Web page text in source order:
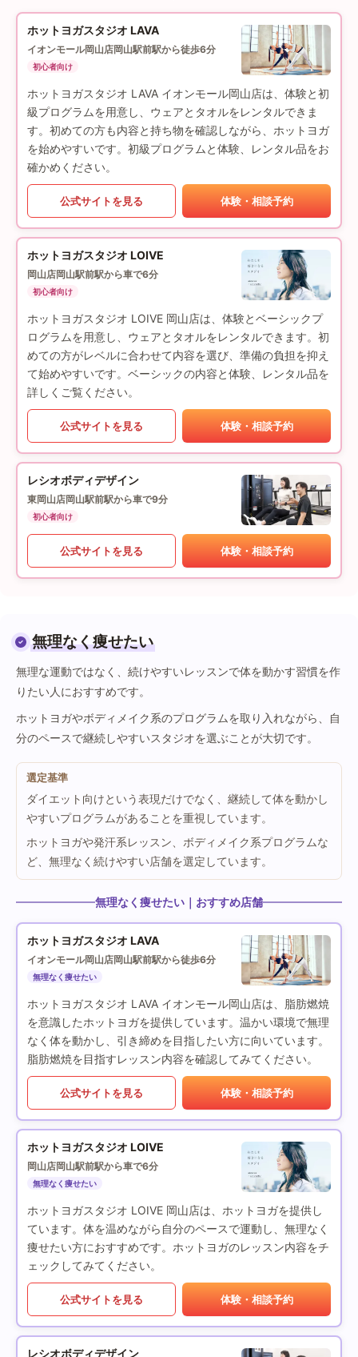
ホットヨガスタジオ LAVA
イオンモール岡山店岡山駅前駅から徒歩6分
初心者向け
ホットヨガスタジオ LAVA イオンモール岡山店は、体験と初
級プログラムを用意し、ウェアとタオルをレンタルできま
す。初めての方も内容と持ち物を確認しながら、ホットヨガ
を始めやすいです。初級プログラムと体験、レンタル品をお
確かめください。
公式サイトを見る 体験・相談予約
ホットヨガスタジオ LOIVE
岡山店岡山駅前駅から車で6分
初心者向け
ホットヨガスタジオ LOIVE 岡山店は、体験とベーシックプ
ログラムを用意し、ウェアとタオルをレンタルできます。初
めての方がレベルに合わせて内容を選び、準備の負担を抑え
て始めやすいです。ベーシックの内容と体験、レンタル品を
詳しくご覧ください。
公式サイトを見る 体験・相談予約
レシオボディデザイン
東岡山店岡山駅前駅から車で9分
初心者向け
公式サイトを見る 体験・相談予約
無理なく痩せたい
無理な運動ではなく、続けやすいレッスンで体を動かす習慣を作
りたい人におすすめです。
ホットヨガやボディメイク系のプログラムを取り入れながら、自
分のペースで継続しやすいスタジオを選ぶことが大切です。
選定基準
ダイエット向けという表現だけでなく、継続して体を動かし
やすいプログラムがあることを重視しています。
ホットヨガや発汗系レッスン、ボディメイク系プログラムな
ど、無理なく続けやすい店舗を選定しています。
無理なく痩せたい｜おすすめ店舗
ホットヨガスタジオ LAVA
イオンモール岡山店岡山駅前駅から徒歩6分
無理なく痩せたい
ホットヨガスタジオ LAVA イオンモール岡山店は、脂肪燃焼
を意識したホットヨガを提供しています。温かい環境で無理
なく体を動かし、引き締めを目指したい方に向いています。
脂肪燃焼を目指すレッスン内容を確認してみてください。
公式サイトを見る 体験・相談予約
ホットヨガスタジオ LOIVE
岡山店岡山駅前駅から車で6分
無理なく痩せたい
ホットヨガスタジオ LOIVE 岡山店は、ホットヨガを提供し
ています。体を温めながら自分のペースで運動し、無理なく
痩せたい方におすすめです。ホットヨガのレッスン内容をチ
ェックしてみてください。
公式サイトを見る 体験・相談予約
レシオボディデザイン